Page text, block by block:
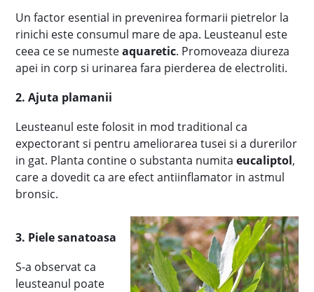
Un factor esential in prevenirea formarii pietrelor la
rinichi este consumul mare de apa. Leusteanul este
ceea ce se numesteaquaretic. Promoveaza diureza
apei in corp si urinarea fara pierderea de electroliti.
2. Ajuta plamanii
Leusteanul este folosit in mod traditional ca
expectorant si pentru ameliorarea tusei si a durerilor
in gat. Planta contine o substanta numitaeucaliptol,
care a dovedit ca are efect antiinflamator in astmul
bronsic.
3. Piele sanatoasa
S-a observat ca
leusteanul poate